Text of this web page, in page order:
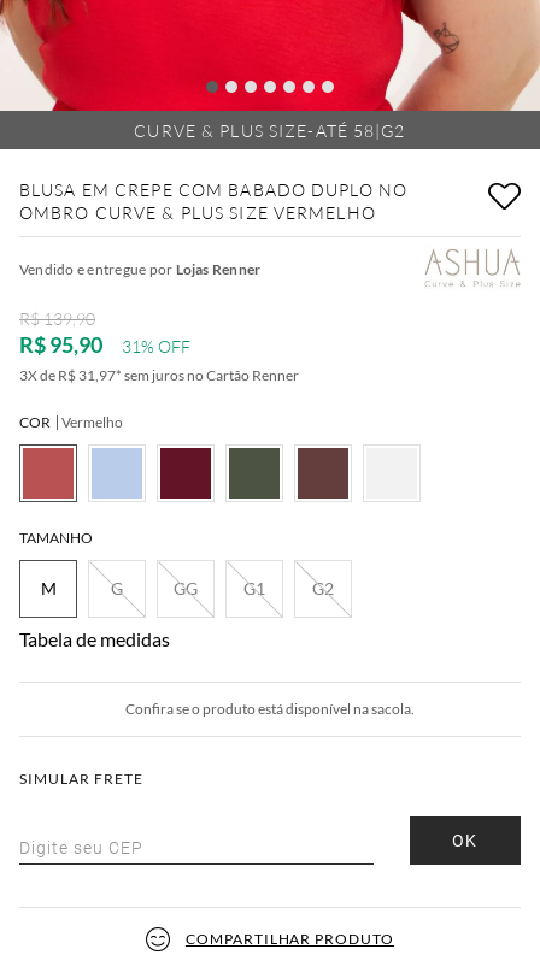
CURVE & PLUS SIZE-ATÉ 58|G2
BLUSA EM CREPE COM BABADO DUPLO NO
OMBRO CURVE & PLUS SIZE VERMELHO
Vendido e entregue por Lojas Renner
R$ 139,90
R$ 95,90 31% OFF
3X de R$ 31,97* sem juros no Cartão Renner
COR Vermelho
TAMANHO
M G GG G1 G2
Tabela de medidas
Confira se o produto está disponível na sacola.
SIMULAR FRETE
Digite seu CEP OK
COMPARTILHAR PRODUTO